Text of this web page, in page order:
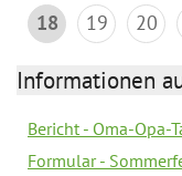
18
19 20
Informationen
Bericht - Oma-Opa-
Formular -